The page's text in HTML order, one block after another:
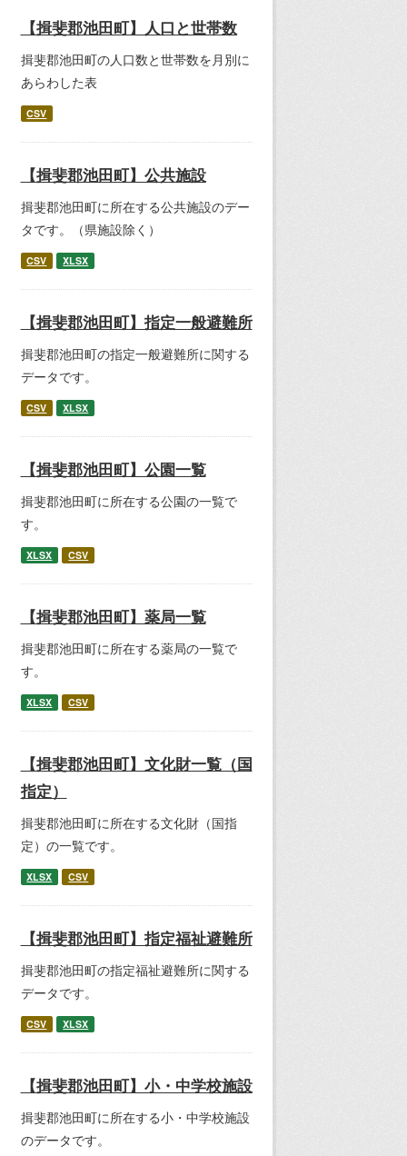
【揖斐郡池田町】人口と世帯数
揖斐郡池田町の人口数と世帯数を月別に
あらわした表
CSV
【揖斐郡池田町】公共施設
揖斐郡池田町に所在する公共施設のデー
タです。（県施設除く）
CSV XLSX
【揖斐郡池田町】指定一般避難所
揖斐郡池田町の指定一般避難所に関する
データです。
CSV XLSX
【揖斐郡池田町】公園一覧
揖斐郡池田町に所在する公園の一覧で
す。
XLSX CSV
【揖斐郡池田町】薬局一覧
揖斐郡池田町に所在する薬局の一覧で
す。
XLSX CSV
【揖斐郡池田町】文化財一覧（国
指定）
揖斐郡池田町に所在する文化財（国指
定）の一覧です。
XLSX CSV
【揖斐郡池田町】指定福祉避難所
揖斐郡池田町の指定福祉避難所に関する
データです。
CSV XLSX
【揖斐郡池田町】小・中学校施設
揖斐郡池田町に所在する小・中学校施設
のデータです。